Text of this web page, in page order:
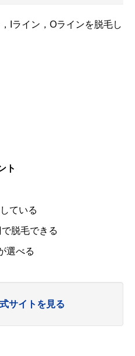
Iライン，Oラインを脱毛し
ト
ている
脱毛できる
選べる
サイトを見る